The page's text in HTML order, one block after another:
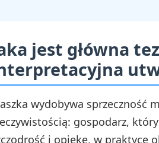
jest główna
wydobywa sprzeczność
gospodarz,
i opiekę, w praktyce